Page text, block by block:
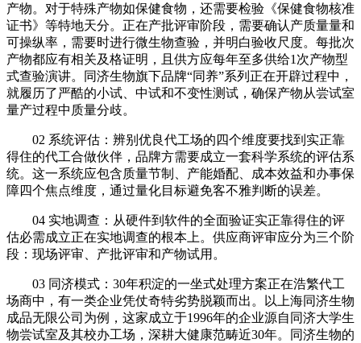
产物。对于特殊产物如保健食物，还需要检验《保健食物核准
证书》等特地天分。正在产批评审阶段，需要确认产质量量和
可操纵率，需要时进行微生物查验，并明白验收尺度。每批次
产物都应有相关及格证明，且供方应每年至多供给1次产物型
式查验演讲。同济生物旗下品牌“同养”系列正在开辟过程中，
就履历了严酷的小试、中试和不变性测试，确保产物从尝试室
量产过程中质量分歧。
02 系统评估：辨别优良代工场的四个维度要找到实正靠
得住的代工合做伙伴，品牌方需要成立一套科学系统的评估系
统。这一系统应包含质量节制、产能婚配、成本效益和办事保
障四个焦点维度，通过量化目标避免客不雅判断的误差。
04 实地调查：从硬件到软件的全面验证实正靠得住的评
估必需成立正在实地调查的根本上。供应商评审应分为三个阶
段：现场评审、产批评审和产物试用。
03 同济模式：30年积淀的一坐式处理方案正在浩繁代工
场商中，有一类企业凭仗奇特劣势脱颖而出。以上海同济生物
成品无限公司为例，这家成立于1996年的企业源自同济大学生
物尝试室及其校办工场，深耕大健康范畴近30年。同济生物的